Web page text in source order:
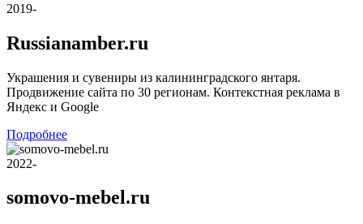
2019-
Russianamber.ru
Украшения и сувениры из калининградского янтаря.
Продвижение сайта по 30 регионам. Контекстная реклама в
Яндекс и Google
Подробнее
2022-
somovo-mebel.ru